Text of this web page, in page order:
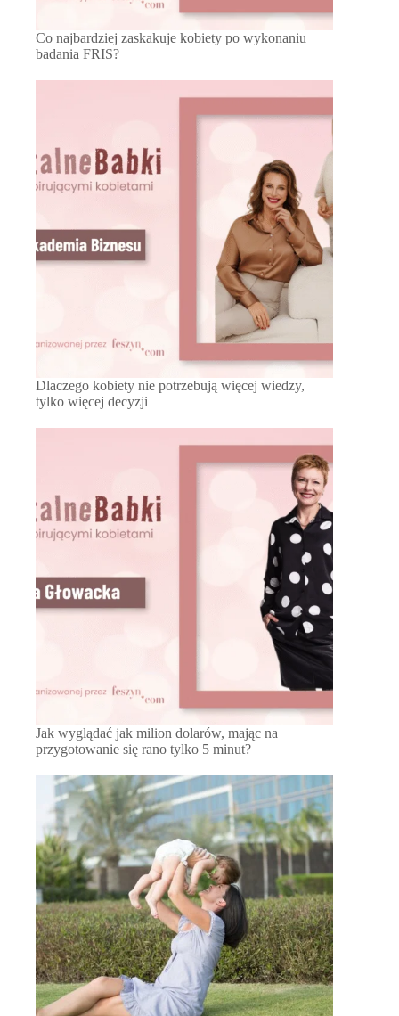
Co najbardziej zaskakuje kobiety po wykonaniu
badania FRIS?
Dlaczego kobiety nie potrzebują więcej wiedzy,
tylko więcej decyzji
Jak wyglądać jak milion dolarów, mając na
przygotowanie się rano tylko 5 minut?